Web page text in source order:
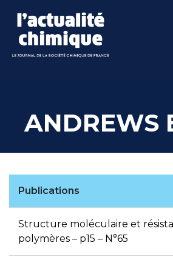
content
ANDREWS
Publications
Structure moléculaire et
polymères – p15 – N°65